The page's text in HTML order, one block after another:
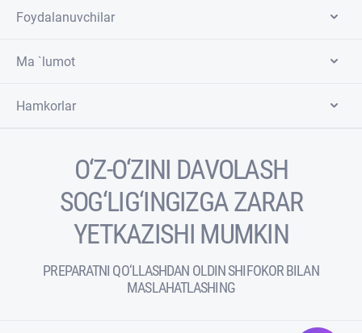
Foydalanuvchilar
Ma `lumot
Hamkorlar
O‘Z-O‘ZINI DAVOLASH
SOG‘LIG‘INGIZGA ZARAR
YETKAZISHI MUMKIN
PREPARATNI QO‘LLASHDAN OLDIN SHIFOKOR BILAN
MASLAHATLASHING